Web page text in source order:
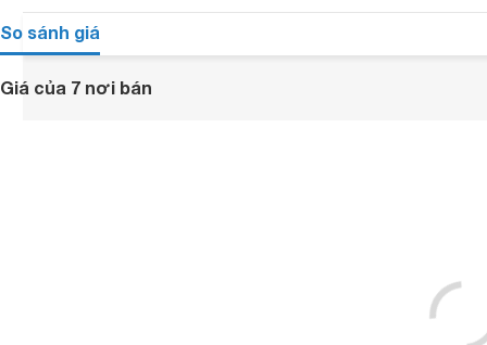
So sánh giá
Giá của 7 nơi bán